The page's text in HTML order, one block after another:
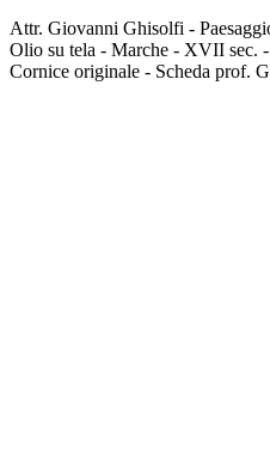
Attr. Giovanni Ghisolfi -
Olio su tela - Marche - XVII sec.
Cornice originale - Scheda prof.